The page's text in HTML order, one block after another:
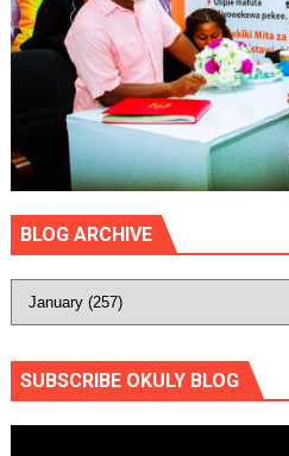
BLOG ARCHIVE
SUBSCRIBE OKULY BLOG